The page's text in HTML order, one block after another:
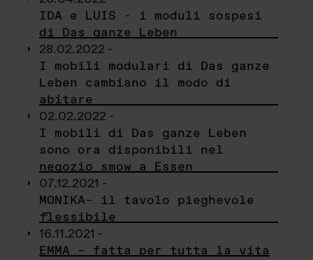
IDA e LUIS - i moduli sospesi
di Das ganze Leben
28.02.2022 -
I mobili modulari di Das ganze
Leben cambiano il modo di
abitare
02.02.2022 -
I mobili di Das ganze Leben
sono ora disponibili nel
negozio smow a Essen
07.12.2021 -
MONIKA– il tavolo pieghevole
flessibile
16.11.2021 -
EMMA – fatta per tutta la vita